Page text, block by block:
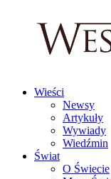
Wieści
Newsy
Artykuły
Wywiady
Wiedźmin
Świat
O Świecie